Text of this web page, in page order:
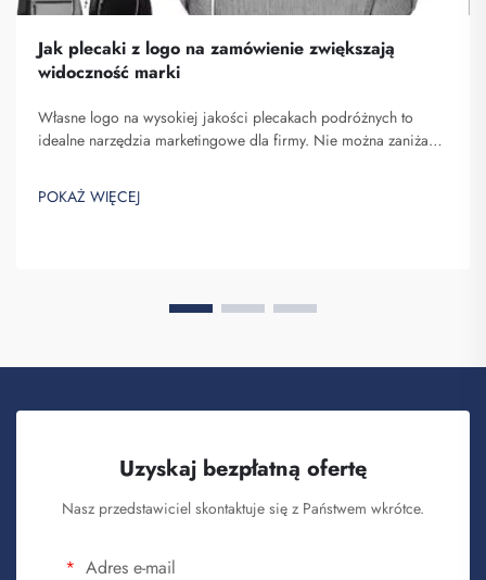
Jak plecaki z logo na zamówienie zwiększają
widoczność marki
Własne logo na wysokiej jakości plecakach podróżnych to
idealne narzędzia marketingowe dla firmy. Nie można zaniżać
oczami wielu osób. Za każdym razem, gdy osoba niosąca Twój
plecak na plecach...
POKAŻ WIĘCEJ
Uzyskaj bezpłatną ofertę
Nasz przedstawiciel skontaktuje się z Państwem wkrótce.
Adres e-mail